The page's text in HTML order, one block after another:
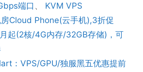
端口 、 KVM VPS
Cloud Phone(云手机),3折促
起(2核/4G内存/32GB存储)，可
：VPS/GPU/独服黑五优惠提前